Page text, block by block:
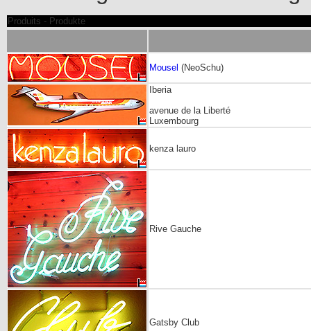
Produits - Produkte
Mousel (NeoSchu)
Iberia
avenue de la Liberté
Luxembourg
kenza lauro
Rive Gauche
Gatsby Club